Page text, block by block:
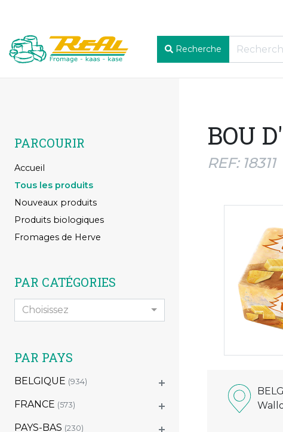
Recherche
PARCOURIR
Accueil
Tous les produits
Nouveaux produits
Produits biologiques
Fromages de Herve
PAR CATÉGORIES
Choisissez
PAR PAYS
BELGIQUE (934)
FRANCE (573)
PAYS-BAS (230)
BOU
REF: 18311